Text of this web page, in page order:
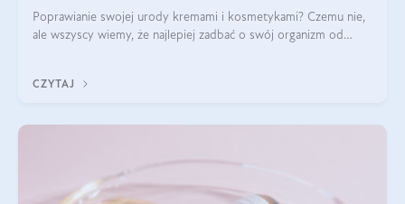
Poprawianie swojej urody kremami i kosmetykami? Czemu nie,
ale wszyscy wiemy, że najlepiej zadbać o swój organizm od
wysokiej jakości suplem
CZYTAJ